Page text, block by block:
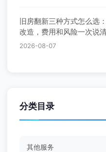
旧房翻新三种方式怎么选
改造，费用和风险一次说
2026-08-07
分类目录
其他服务